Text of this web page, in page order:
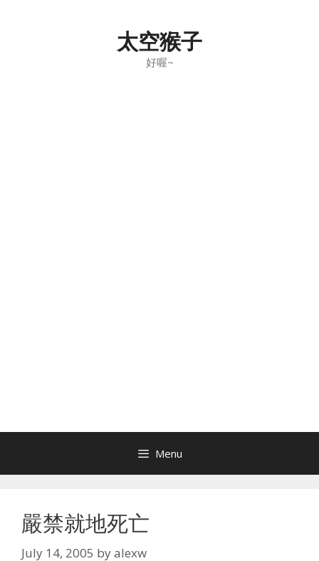
太空猴子
好喔~
Menu
嚴禁就地死亡
July 14, 2005 byalexw